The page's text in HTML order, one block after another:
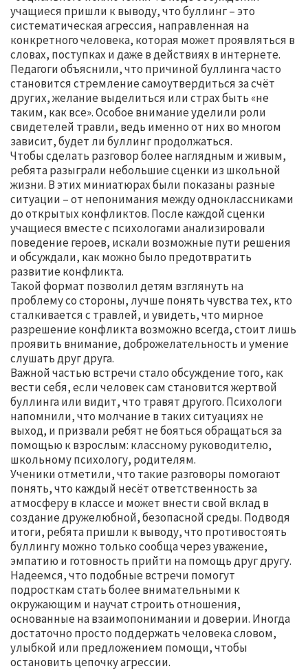
учащиеся пришли к выводу, что буллинг – это
систематическая агрессия, направленная на
конкретного человека, которая может проявляться в
словах, поступках и даже в действиях в интернете.
Педагоги объяснили, что причиной буллинга часто
становится стремление самоутвердиться за счёт
других, желание выделиться или страх быть «не
таким, как все». Особое внимание уделили роли
свидетелей травли, ведь именно от них во многом
зависит, будет ли буллинг продолжаться.
Чтобы сделать разговор более наглядным и живым,
ребята разыграли небольшие сценки из школьной
жизни. В этих миниатюрах были показаны разные
ситуации – от непонимания между одноклассниками
до открытых конфликтов. После каждой сценки
учащиеся вместе с психологами анализировали
поведение героев, искали возможные пути решения
и обсуждали, как можно было предотвратить
развитие конфликта.
Такой формат позволил детям взглянуть на
проблему со стороны, лучше понять чувства тех, кто
сталкивается с травлей, и увидеть, что мирное
разрешение конфликта возможно всегда, стоит лишь
проявить внимание, доброжелательность и умение
слушать друг друга.
Важной частью встречи стало обсуждение того, как
вести себя, если человек сам становится жертвой
буллинга или видит, что травят другого. Психологи
напомнили, что молчание в таких ситуациях не
выход, и призвали ребят не бояться обращаться за
помощью к взрослым: классному руководителю,
школьному психологу, родителям.
Ученики отметили, что такие разговоры помогают
понять, что каждый несёт ответственность за
атмосферу в классе и может внести свой вклад в
создание дружелюбной, безопасной среды. Подводя
итоги, ребята пришли к выводу, что противостоять
буллингу можно только сообща через уважение,
эмпатию и готовность прийти на помощь друг другу.
Надеемся, что подобные встречи помогут
подросткам стать более внимательными к
окружающим и научат строить отношения,
основанные на взаимопонимании и доверии. Иногда
достаточно просто поддержать человека словом,
улыбкой или предложением помощи, чтобы
остановить цепочку агрессии.